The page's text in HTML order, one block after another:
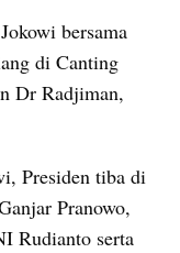
bersama
di Canting
Dr Radjiman,
Presiden tiba di
Pranowo,
Rudianto serta